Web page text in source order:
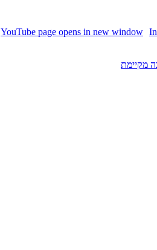
YouTube page opens in new window